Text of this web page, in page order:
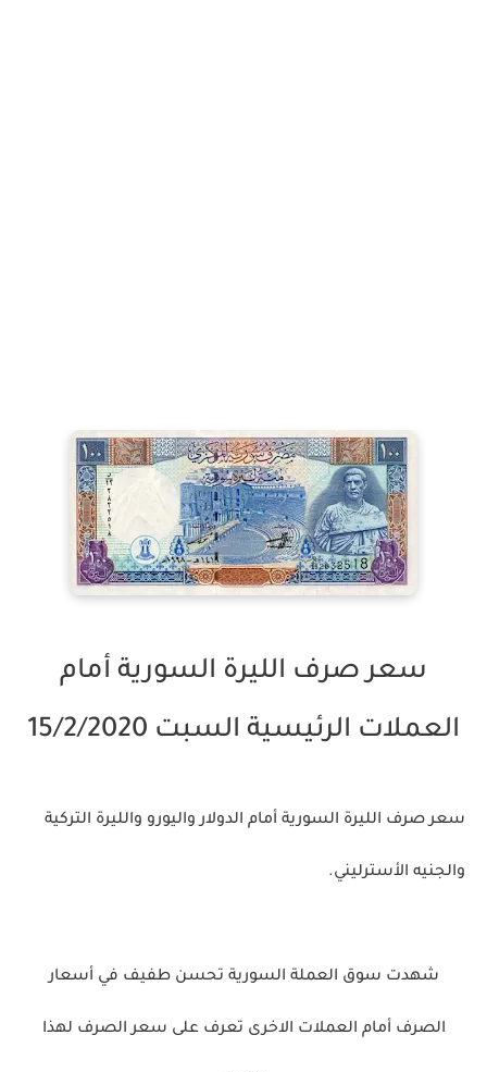
سعر صرف الليرة السورية أمام
العملات الرئيسية السبت 15/2/2020
سعر صرف الليرة السورية أمام الدولار واليورو والليرة التركية
والجنيه الأسترليني.
شهدت سوق العملة السورية تحسن طفيف في أسعار
الصرف أمام العملات الاخرى تعرف على سعر الصرف لهذا